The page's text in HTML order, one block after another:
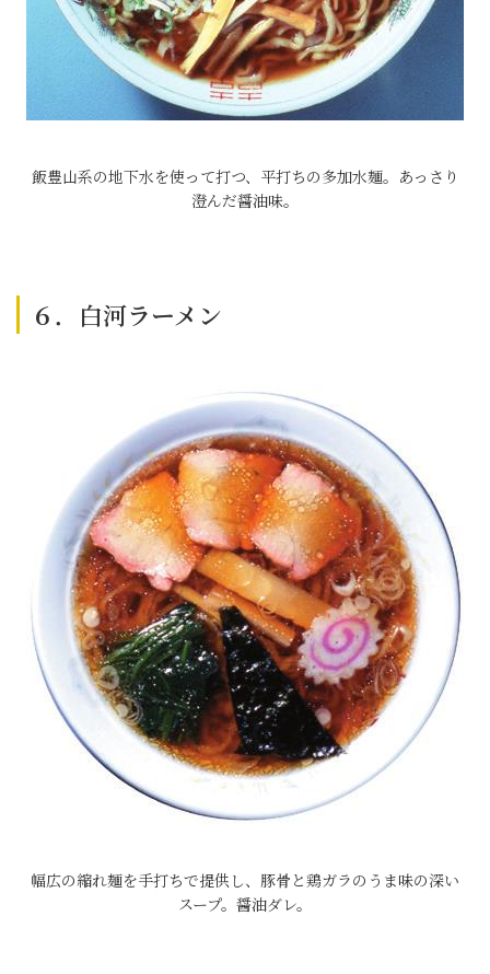
飯豊山系の地下水を使って打つ、平打ちの多加水麺。あっさり
澄んだ醤油味。
６．白河ラーメン
幅広の縮れ麺を手打ちで提供し、豚骨と鶏ガラのうま味の深い
スープ。醤油ダレ。